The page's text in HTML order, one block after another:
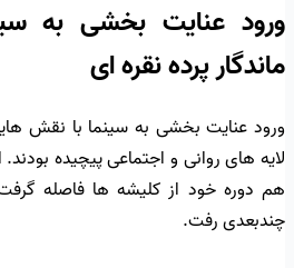
ورود عنایت بخشی به
ماندگار پرده نقره ای
ورود عنایت بخشی به سینما با نقش
لایه های روانی و اجتماعی پیچیده بودند.
هم دوره خود از کلیشه ها فاصله
چندبعدی رفت.